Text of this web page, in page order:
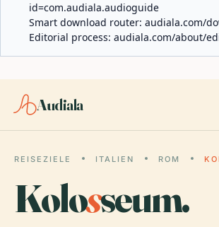
id=com.audiala.audioguide
Smart download router: audiala.com/
Editorial process: audiala.com/about/
Audiala
REISEZIELE ITALIEN ROM
Kolosseum.